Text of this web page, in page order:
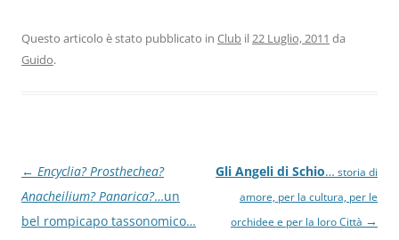
Questo articolo è stato pubblicato in Club il 22 Luglio, 2011 da
Guido.
Navigazione
articolo
← Encyclia? Prosthechea?
Anacheilium? Panarica?…un
bel rompicapo tassonomico…
Gli Angeli di Schio… storia di
amore, per la cultura, per le
orchidee e per la loro Città →